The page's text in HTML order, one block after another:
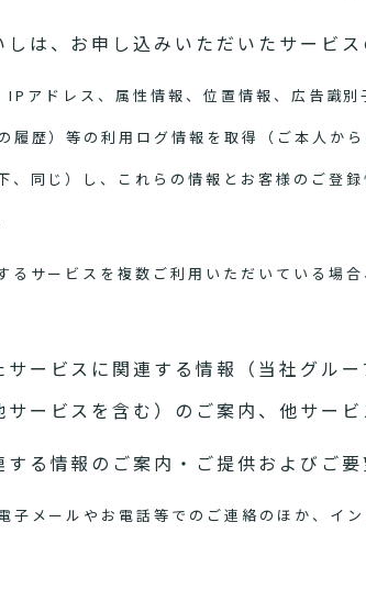
は、お申し込みいただいたサービ
アドレス、属性情報、位置情報、広告識
履歴）等の利用ログ情報を取得（ご本人か
、同じ）し、これらの情報とお客様のご登
るサービスを複数ご利用いただいている場
ービスに関連する情報（当社グル
ービスを含む）のご案内、他サー
る情報のご案内・ご提供およびご
子メールやお電話等でのご連絡のほか、イ